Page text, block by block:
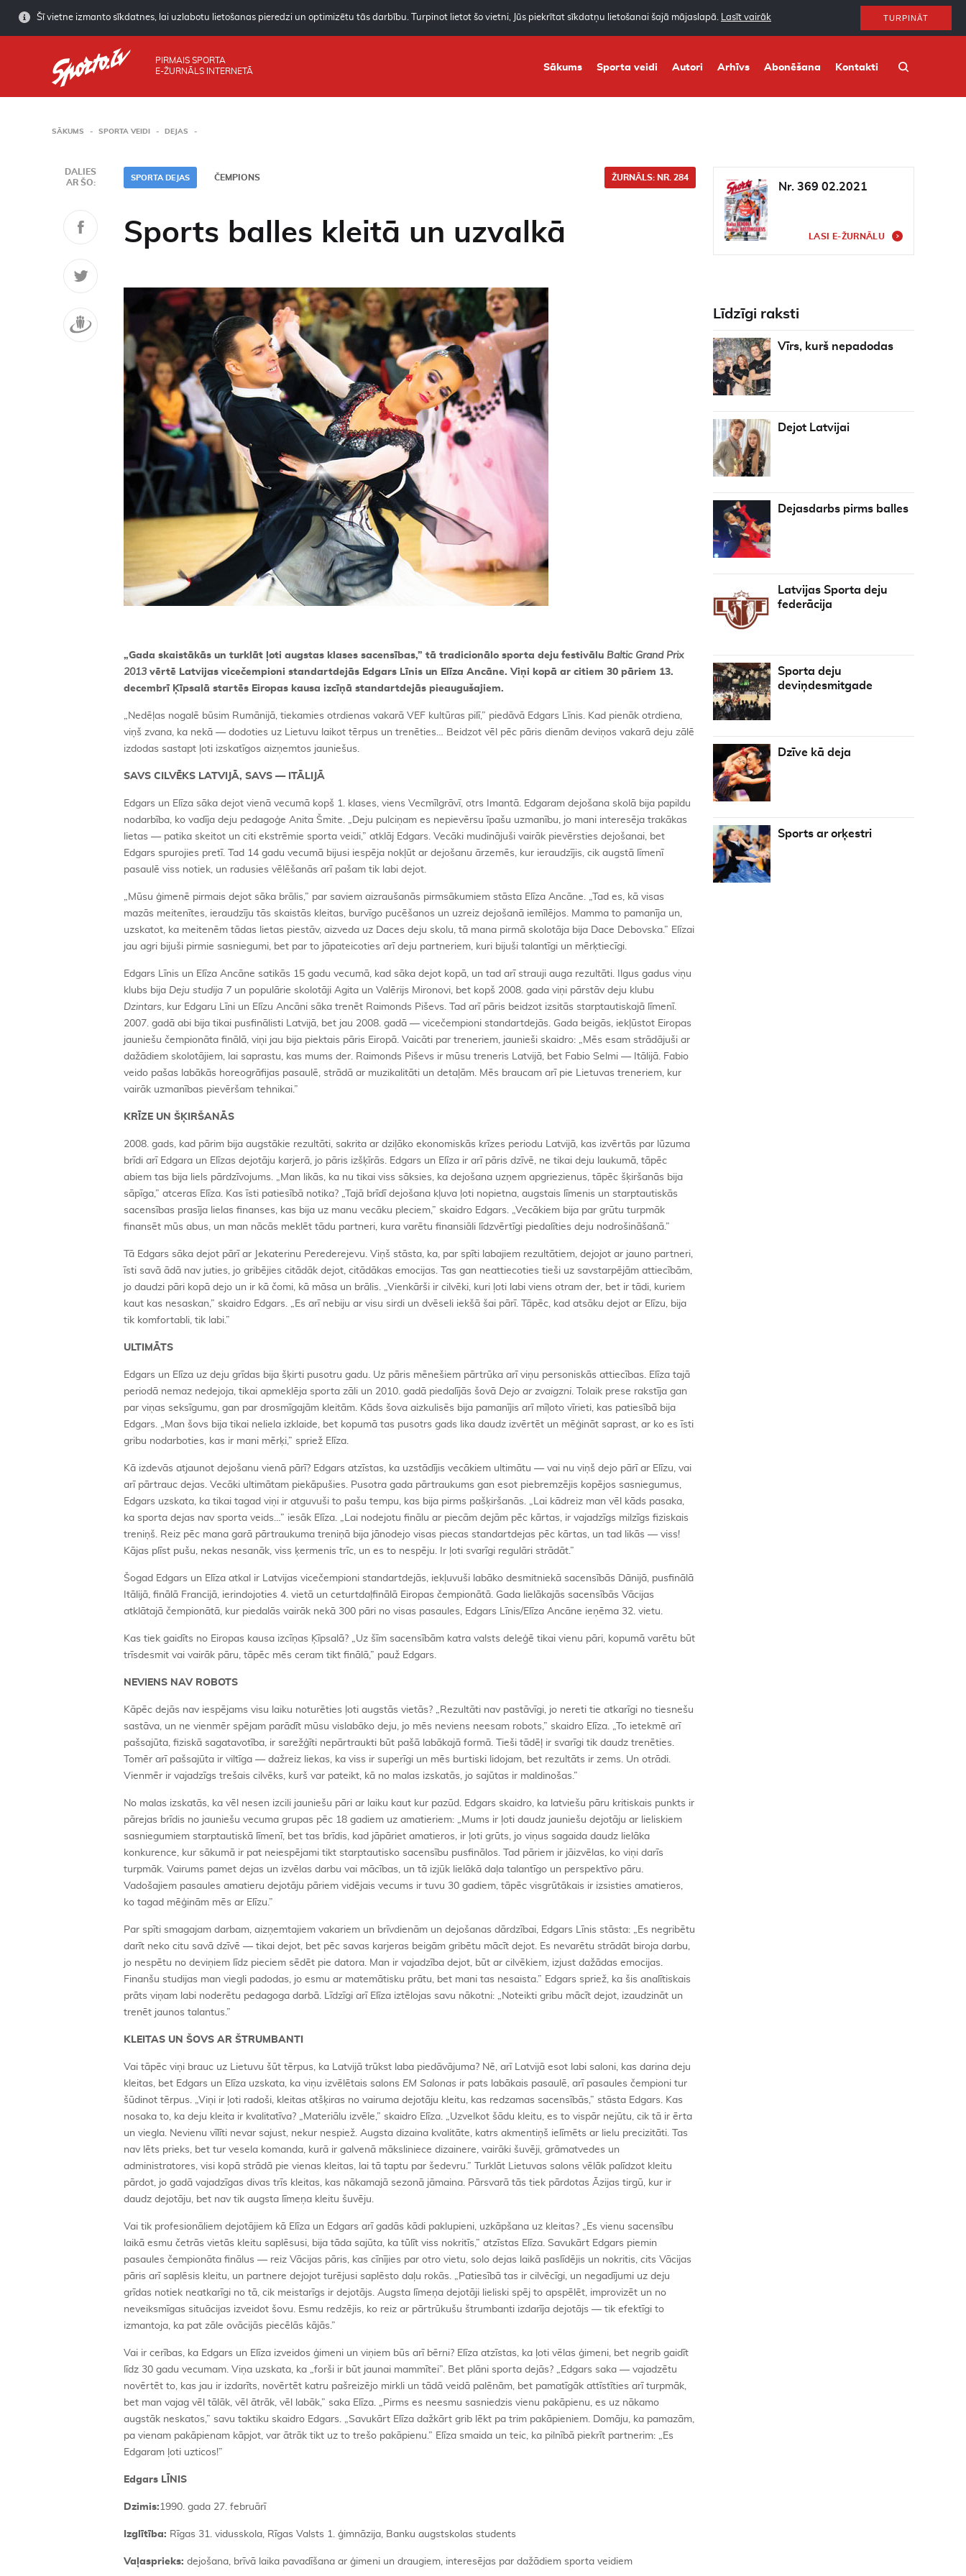
Šī vietne izmanto sīkdatnes, lai uzlabotu lietošanas pieredzi un optimizētu tās darbību. Turpinot lietot šo vietni, Jūs piekrītat sīkdatņu lietošanai šajā mājaslapā. Lasīt vairāk TURPINĀT
PIRMAIS SPORTA
E-ŽURNĀLS INTERNETĀ
Sākums Sporta veidi Autori Arhīvs Abonēšana Kontakti
SĀKUMS SPORTA VEIDI DEJAS
DALIES
AR ŠO:
SPORTA DEJAS ŽURNĀLS: NR. 284
ČEMPIONS
Sports balles kleitā un uzvalkā
„Gada skaistākās un turklāt ļoti augstas klases sacensības,” tā tradicionālo sporta deju festivālu Baltic Grand Prix
2013 vērtē Latvijas vicečempioni standartdejās Edgars Līnis un Elīza Ancāne. Viņi kopā ar citiem 30 pāriem 13.
decembrī Ķīpsalā startēs Eiropas kausa izcīņā standartdejās pieaugušajiem.
„Nedēļas nogalē būsim Rumānijā, tiekamies otrdienas vakarā VEF kultūras pilī,” piedāvā Edgars Līnis. Kad pienāk otrdiena,
viņš zvana, ka nekā — dodoties uz Lietuvu laikot tērpus un trenēties… Beidzot vēl pēc pāris dienām deviņos vakarā deju zālē
izdodas sastapt ļoti izskatīgos aizņemtos jauniešus.
SAVS CILVĒKS LATVIJĀ, SAVS — ITĀLIJĀ
Edgars un Elīza sāka dejot vienā vecumā kopš 1. klases, viens Vecmīlgrāvī, otrs Imantā. Edgaram dejošana skolā bija papildu
nodarbība, ko vadīja deju pedagoģe Anita Šmite. „Deju pulciņam es nepievērsu īpašu uzmanību, jo mani interesēja trakākas
lietas — patika skeitot un citi ekstrēmie sporta veidi,” atklāj Edgars. Vecāki mudinājuši vairāk pievērsties dejošanai, bet
Edgars spurojies pretī. Tad 14 gadu vecumā bijusi iespēja nokļūt ar dejošanu ārzemēs, kur ieraudzījis, cik augstā līmenī
pasaulē viss notiek, un radusies vēlēšanās arī pašam tik labi dejot.
„Mūsu ģimenē pirmais dejot sāka brālis,” par saviem aizraušanās pirmsākumiem stāsta Elīza Ancāne. „Tad es, kā visas
mazās meitenītes, ieraudzīju tās skaistās kleitas, burvīgo pucēšanos un uzreiz dejošanā iemīlējos. Mamma to pamanīja un,
uzskatot, ka meitenēm tādas lietas piestāv, aizveda uz Daces deju skolu, tā mana pirmā skolotāja bija Dace Debovska.” Elīzai
jau agri bijuši pirmie sasniegumi, bet par to jāpateicoties arī deju partneriem, kuri bijuši talantīgi un mērķtiecīgi.
Edgars Līnis un Elīza Ancāne satikās 15 gadu vecumā, kad sāka dejot kopā, un tad arī strauji auga rezultāti. Ilgus gadus viņu
klubs bija Deju studija 7 un populārie skolotāji Agita un Valērijs Mironovi, bet kopš 2008. gada viņi pārstāv deju klubu
Dzintars, kur Edgaru Līni un Elīzu Ancāni sāka trenēt Raimonds Piševs. Tad arī pāris beidzot izsitās starptautiskajā līmenī.
2007. gadā abi bija tikai pusfinālisti Latvijā, bet jau 2008. gadā — vicečempioni standartdejās. Gada beigās, iekļūstot Eiropas
jauniešu čempionāta finālā, viņi jau bija piektais pāris Eiropā. Vaicāti par treneriem, jaunieši skaidro: „Mēs esam strādājuši ar
dažādiem skolotājiem, lai saprastu, kas mums der. Raimonds Piševs ir mūsu treneris Latvijā, bet Fabio Selmi — Itālijā. Fabio
veido pašas labākās horeogrāfijas pasaulē, strādā ar muzikalitāti un detaļām. Mēs braucam arī pie Lietuvas treneriem, kur
vairāk uzmanības pievēršam tehnikai.”
KRĪZE UN ŠĶIRŠANĀS
2008. gads, kad pārim bija augstākie rezultāti, sakrita ar dziļāko ekonomiskās krīzes periodu Latvijā, kas izvērtās par lūzuma
brīdi arī Edgara un Elīzas dejotāju karjerā, jo pāris izšķīrās. Edgars un Elīza ir arī pāris dzīvē, ne tikai deju laukumā, tāpēc
abiem tas bija liels pārdzīvojums. „Man likās, ka nu tikai viss sāksies, ka dejošana uzņem apgriezienus, tāpēc šķiršanās bija
sāpīga,” atceras Elīza. Kas īsti patiesībā notika? „Tajā brīdī dejošana kļuva ļoti nopietna, augstais līmenis un starptautiskās
sacensības prasīja lielas finanses, kas bija uz manu vecāku pleciem,” skaidro Edgars. „Vecākiem bija par grūtu turpmāk
finansēt mūs abus, un man nācās meklēt tādu partneri, kura varētu finansiāli līdzvērtīgi piedalīties deju nodrošināšanā.”
Tā Edgars sāka dejot pārī ar Jekaterinu Perederejevu. Viņš stāsta, ka, par spīti labajiem rezultātiem, dejojot ar jauno partneri,
īsti savā ādā nav juties, jo gribējies citādāk dejot, citādākas emocijas. Tas gan neattiecoties tieši uz savstarpējām attiecībām,
jo daudzi pāri kopā dejo un ir kā čomi, kā māsa un brālis. „Vienkārši ir cilvēki, kuri ļoti labi viens otram der, bet ir tādi, kuriem
kaut kas nesaskan,” skaidro Edgars. „Es arī nebiju ar visu sirdi un dvēseli iekšā šai pārī. Tāpēc, kad atsāku dejot ar Elīzu, bija
tik komfortabli, tik labi.”
ULTIMĀTS
Edgars un Elīza uz deju grīdas bija šķirti pusotru gadu. Uz pāris mēnešiem pārtrūka arī viņu personiskās attiecības. Elīza tajā
periodā nemaz nedejoja, tikai apmeklēja sporta zāli un 2010. gadā piedalījās šovā Dejo ar zvaigzni. Tolaik prese rakstīja gan
par viņas seksīgumu, gan par drosmīgajām kleitām. Kāds šova aizkulisēs bija pamanījis arī mīļoto vīrieti, kas patiesībā bija
Edgars. „Man šovs bija tikai neliela izklaide, bet kopumā tas pusotrs gads lika daudz izvērtēt un mēģināt saprast, ar ko es īsti
gribu nodarboties, kas ir mani mērķi,” spriež Elīza.
Kā izdevās atjaunot dejošanu vienā pārī? Edgars atzīstas, ka uzstādījis vecākiem ultimātu — vai nu viņš dejo pārī ar Elīzu, vai
arī pārtrauc dejas. Vecāki ultimātam piekāpušies. Pusotra gada pārtraukums gan esot piebremzējis kopējos sasniegumus,
Edgars uzskata, ka tikai tagad viņi ir atguvuši to pašu tempu, kas bija pirms pašķiršanās. „Lai kādreiz man vēl kāds pasaka,
ka sporta dejas nav sporta veids…” iesāk Elīza. „Lai nodejotu finālu ar piecām dejām pēc kārtas, ir vajadzīgs milzīgs fiziskais
treniņš. Reiz pēc mana garā pārtraukuma treniņā bija jānodejo visas piecas standartdejas pēc kārtas, un tad likās — viss!
Kājas plīst pušu, nekas nesanāk, viss ķermenis trīc, un es to nespēju. Ir ļoti svarīgi regulāri strādāt.”
Šogad Edgars un Elīza atkal ir Latvijas vicečempioni standartdejās, iekļuvuši labāko desmitniekā sacensībās Dānijā, pusfinālā
Itālijā, finālā Francijā, ierindojoties 4. vietā un ceturtdaļfinālā Eiropas čempionātā. Gada lielākajās sacensībās Vācijas
atklātajā čempionātā, kur piedalās vairāk nekā 300 pāri no visas pasaules, Edgars Līnis/Elīza Ancāne ieņēma 32. vietu.
Kas tiek gaidīts no Eiropas kausa izcīņas Ķīpsalā? „Uz šīm sacensībām katra valsts deleģē tikai vienu pāri, kopumā varētu būt
trīsdesmit vai vairāk pāru, tāpēc mēs ceram tikt finālā,” pauž Edgars.
NEVIENS NAV ROBOTS
Kāpēc dejās nav iespējams visu laiku noturēties ļoti augstās vietās? „Rezultāti nav pastāvīgi, jo nereti tie atkarīgi no tiesnešu
sastāva, un ne vienmēr spējam parādīt mūsu vislabāko deju, jo mēs neviens neesam robots,” skaidro Elīza. „To ietekmē arī
pašsajūta, fiziskā sagatavotība, ir sarežģīti nepārtraukti būt pašā labākajā formā. Tieši tādēļ ir svarīgi tik daudz trenēties.
Tomēr arī pašsajūta ir viltīga — dažreiz liekas, ka viss ir superīgi un mēs burtiski lidojam, bet rezultāts ir zems. Un otrādi.
Vienmēr ir vajadzīgs trešais cilvēks, kurš var pateikt, kā no malas izskatās, jo sajūtas ir maldinošas.”
No malas izskatās, ka vēl nesen izcili jauniešu pāri ar laiku kaut kur pazūd. Edgars skaidro, ka latviešu pāru kritiskais punkts ir
pārejas brīdis no jauniešu vecuma grupas pēc 18 gadiem uz amatieriem: „Mums ir ļoti daudz jauniešu dejotāju ar lieliskiem
sasniegumiem starptautiskā līmenī, bet tas brīdis, kad jāpāriet amatieros, ir ļoti grūts, jo viņus sagaida daudz lielāka
konkurence, kur sākumā ir pat neiespējami tikt starptautisko sacensību pusfinālos. Tad pāriem ir jāizvēlas, ko viņi darīs
turpmāk. Vairums pamet dejas un izvēlas darbu vai mācības, un tā izjūk lielākā daļa talantīgo un perspektīvo pāru.
Vadošajiem pasaules amatieru dejotāju pāriem vidējais vecums ir tuvu 30 gadiem, tāpēc visgrūtākais ir izsisties amatieros,
ko tagad mēģinām mēs ar Elīzu.”
Par spīti smagajam darbam, aizņemtajiem vakariem un brīvdienām un dejošanas dārdzībai, Edgars Līnis stāsta: „Es negribētu
darīt neko citu savā dzīvē — tikai dejot, bet pēc savas karjeras beigām gribētu mācīt dejot. Es nevarētu strādāt biroja darbu,
jo nespētu no deviņiem līdz pieciem sēdēt pie datora. Man ir vajadzība dejot, būt ar cilvēkiem, izjust dažādas emocijas.
Finanšu studijas man viegli padodas, jo esmu ar matemātisku prātu, bet mani tas nesaista.” Edgars spriež, ka šis analītiskais
prāts viņam labi noderētu pedagoga darbā. Līdzīgi arī Elīza iztēlojas savu nākotni: „Noteikti gribu mācīt dejot, izaudzināt un
trenēt jaunos talantus.”
KLEITAS UN ŠOVS AR ŠTRUMBANTI
Vai tāpēc viņi brauc uz Lietuvu šūt tērpus, ka Latvijā trūkst laba piedāvājuma? Nē, arī Latvijā esot labi saloni, kas darina deju
kleitas, bet Edgars un Elīza uzskata, ka viņu izvēlētais salons EM Salonas ir pats labākais pasaulē, arī pasaules čempioni tur
šūdinot tērpus. „Viņi ir ļoti radoši, kleitas atšķiras no vairuma dejotāju kleitu, kas redzamas sacensībās,” stāsta Edgars. Kas
nosaka to, ka deju kleita ir kvalitatīva? „Materiālu izvēle,” skaidro Elīza. „Uzvelkot šādu kleitu, es to vispār nejūtu, cik tā ir ērta
un viegla. Nevienu vīlīti nevar sajust, nekur nespiež. Augsta dizaina kvalitāte, katrs akmentiņš ielīmēts ar lielu precizitāti. Tas
nav lēts prieks, bet tur vesela komanda, kurā ir galvenā māksliniece dizainere, vairāki šuvēji, grāmatvedes un
administratores, visi kopā strādā pie vienas kleitas, lai tā taptu par šedevru.” Turklāt Lietuvas salons vēlāk palīdzot kleitu
pārdot, jo gadā vajadzīgas divas trīs kleitas, kas nākamajā sezonā jāmaina. Pārsvarā tās tiek pārdotas Āzijas tirgū, kur ir
daudz dejotāju, bet nav tik augsta līmeņa kleitu šuvēju.
Vai tik profesionāliem dejotājiem kā Elīza un Edgars arī gadās kādi paklupieni, uzkāpšana uz kleitas? „Es vienu sacensību
laikā esmu četrās vietās kleitu saplēsusi, bija tāda sajūta, ka tūlīt viss nokritīs,” atzīstas Elīza. Savukārt Edgars piemin
pasaules čempionāta finālus — reiz Vācijas pāris, kas cīnījies par otro vietu, solo dejas laikā paslīdējis un nokritis, cits Vācijas
pāris arī saplēsis kleitu, un partnere dejojot turējusi saplēsto daļu rokās. „Patiesībā tas ir cilvēcīgi, un negadījumi uz deju
grīdas notiek neatkarīgi no tā, cik meistarīgs ir dejotājs. Augsta līmeņa dejotāji lieliski spēj to apspēlēt, improvizēt un no
neveiksmīgas situācijas izveidot šovu. Esmu redzējis, ko reiz ar pārtrūkušu štrumbanti izdarīja dejotājs — tik efektīgi to
izmantoja, ka pat zāle ovācijās piecēlās kājās.”
Vai ir cerības, ka Edgars un Elīza izveidos ģimeni un viņiem būs arī bērni? Elīza atzīstas, ka ļoti vēlas ģimeni, bet negrib gaidīt
līdz 30 gadu vecumam. Viņa uzskata, ka „forši ir būt jaunai mammītei”. Bet plāni sporta dejās? „Edgars saka — vajadzētu
novērtēt to, kas jau ir izdarīts, novērtēt katru pašreizējo mirkli un tādā veidā palēnām, bet pamatīgāk attīstīties arī turpmāk,
bet man vajag vēl tālāk, vēl ātrāk, vēl labāk,” saka Elīza. „Pirms es neesmu sasniedzis vienu pakāpienu, es uz nākamo
augstāk neskatos,” savu taktiku skaidro Edgars. „Savukārt Elīza dažkārt grib lēkt pa trim pakāpieniem. Domāju, ka pamazām,
pa vienam pakāpienam kāpjot, var ātrāk tikt uz to trešo pakāpienu.” Elīza smaida un teic, ka pilnībā piekrīt partnerim: „Es
Edgaram ļoti uzticos!”
Edgars LĪNIS
Dzimis:1990. gada 27. februārī
Izglītība: Rīgas 31. vidusskola, Rīgas Valsts 1. ģimnāzija, Banku augstskolas students
Vaļasprieks: dejošana, brīvā laika pavadīšana ar ģimeni un draugiem, interesējas par dažādiem sporta veidiem
Nr. 369 02.2021
LASI E-ŽURNĀLU
Līdzīgi raksti
Vīrs, kurš nepadodas
Dejot Latvijai
Dejasdarbs pirms balles
Latvijas Sporta deju
federācija
Sporta deju
deviņdesmitgade
Dzīve kā deja
Sports ar orķestri